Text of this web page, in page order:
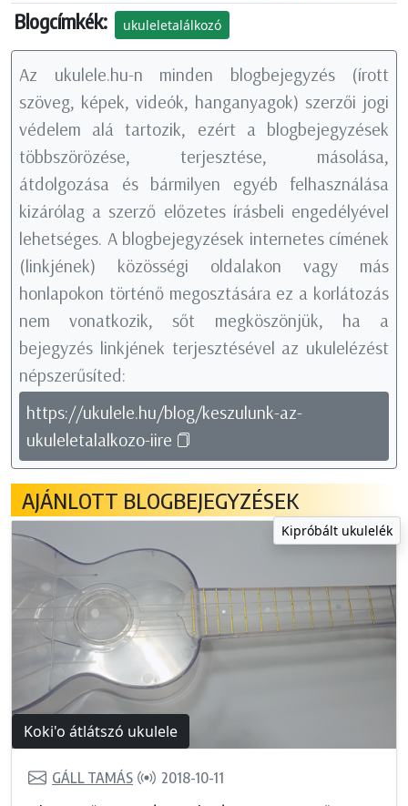
Blogcímkék: ukuleletalálkozó
Az ukulele.hu-n minden blogbejegyzés (írott
szöveg, képek, videók, hanganyagok) szerzői jogi
védelem alá tartozik, ezért a blogbejegyzések
többszörözése, terjesztése, másolása,
átdolgozása és bármilyen egyéb felhasználása
kizárólag a szerző előzetes írásbeli engedélyével
lehetséges. A blogbejegyzések internetes címének
(linkjének) közösségi oldalakon vagy más
honlapokon történő megosztására ez a korlátozás
nem vonatkozik, sőt megköszönjük, ha a
bejegyzés linkjének terjesztésével az ukulelézést
népszerűsíted:
https://ukulele.hu/blog/keszulunk-az-
ukuleletalalkozo-iire
AJÁNLOTT BLOGBEJEGYZÉSEK
Kipróbált ukulelék
Koki'o átlátszó ukulele
GÁLL TAMÁS 2018-10-11